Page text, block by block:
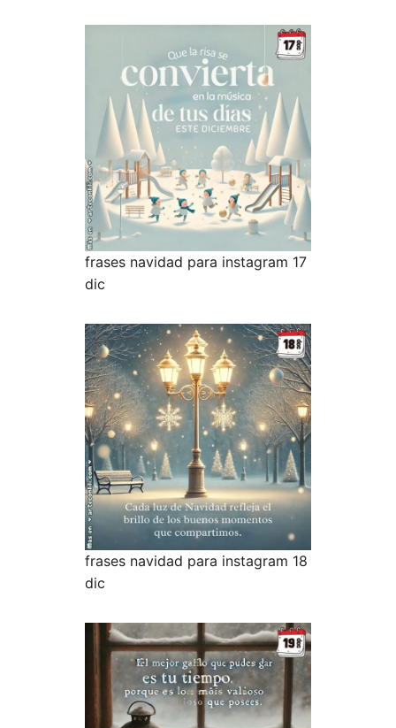
frases navidad para instagram 17
dic
frases navidad para instagram 18
dic